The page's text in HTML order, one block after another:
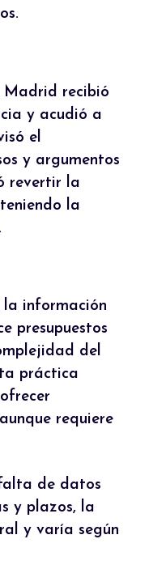
Madrid recibió
y acudió a
el
y argumentos
revertir la
la
información
presupuestos
del
práctica
requiere
de datos
y plazos, la
y varía según